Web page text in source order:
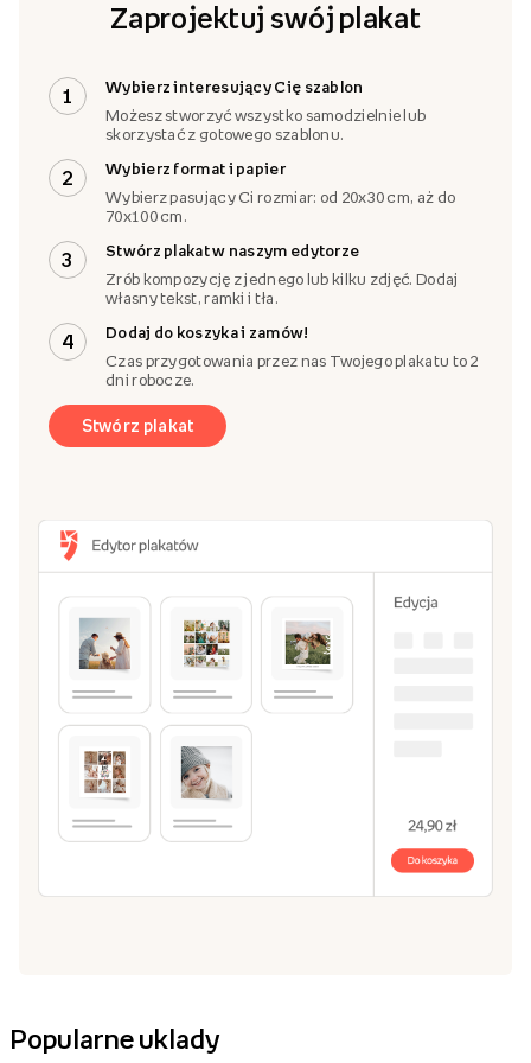
Zaprojektuj swój plakat
1
Wybierz interesujący Cię szablon
Możesz stworzyć wszystko samodzielnie lub
skorzystać z gotowego szablonu.
2
Wybierz format i papier
Wybierz pasujący Ci rozmiar: od 20x30 cm, aż do
70x100 cm.
3
Stwórz plakat w naszym edytorze
Zrób kompozycję z jednego lub kilku zdjęć. Dodaj
własny tekst, ramki i tła.
4
Dodaj do koszyka i zamów!
Czas przygotowania przez nas Twojego plakatu to 2
dni robocze.
Stwórz plakat
Popularne uklady